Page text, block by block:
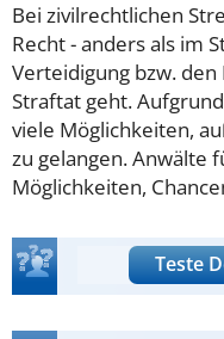
Bei zivilrechtlichen
Recht - anders als im
Verteidigung bzw.
Straftat geht.
viele Möglichkeiten,
zu gelangen. Anwälte
Möglichkeiten,
Teste